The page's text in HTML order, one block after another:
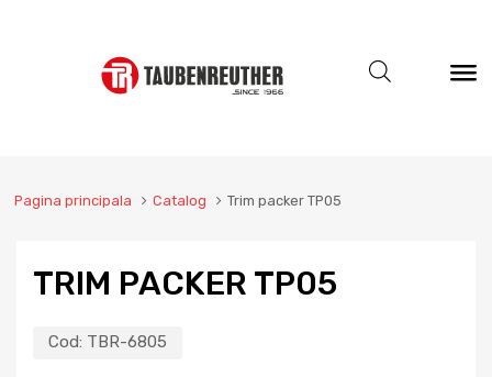
Pagina principala Catalog Trim packer TP05
TRIM PACKER TP05
Cod: TBR-6805